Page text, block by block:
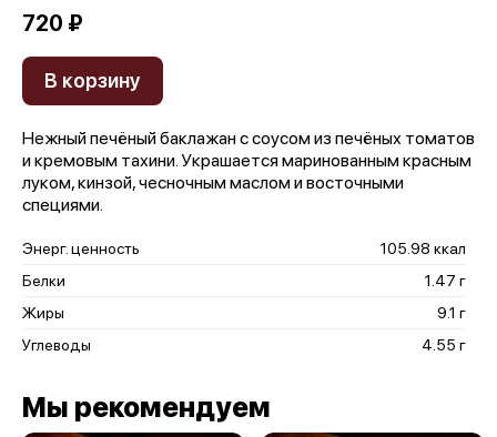
720 ₽
В корзину
Нежный печёный баклажан с соусом из печёных томатов
и кремовым тахини. Украшается маринованным красным
луком, кинзой, чесночным маслом и восточными
специями.
Энерг. ценность
105.98 ккал
Белки
1.47 г
Жиры
9.1 г
Углеводы
4.55 г
Мы рекомендуем